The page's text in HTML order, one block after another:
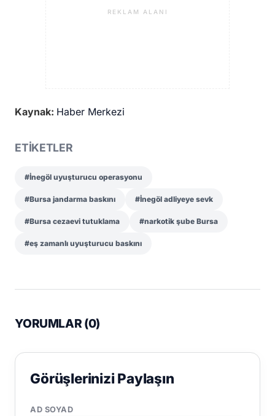
REKLAM ALANI
Kaynak: Haber Merkezi
ETİKETLER
#İnegöl uyuşturucu operasyonu
#Bursa jandarma baskını #İnegöl adliyeye sevk
#Bursa cezaevi tutuklama #narkotik şube Bursa
#eş zamanlı uyuşturucu baskını
YORUMLAR (0)
Görüşlerinizi Paylaşın
AD SOYAD